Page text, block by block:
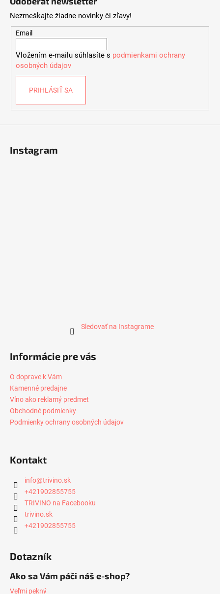
Nezmeškajte žiadne novinky či zľavy!
Email
Vložením e-mailu súhlasíte s podmienkami ochrany
osobných údajov
PRIHLÁSIŤ SA
Instagram
Sledovať na Instagrame
Informácie pre vás
O doprave k Vám
Kamenné predajne
Víno ako reklamý predmet
Obchodné podmienky
Podmienky ochrany osobných údajov
Kontakt
info@trivino.sk
+421902855755
TRIVINO na Facebooku
trivino.sk
+421902855755
Dotazník
Ako sa Vám páči náš e-shop?
Veľmi pekný